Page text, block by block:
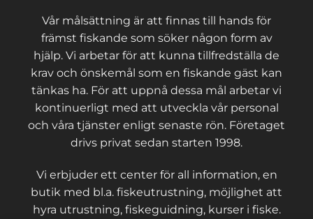
Vår målsättning är att finnas till hands för
främst fiskande som söker någon form av
hjälp. Vi arbetar för att kunna tillfredställa de
krav och önskemål som en fiskande gäst kan
tänkas ha. För att uppnå dessa mål arbetar vi
kontinuerligt med att utveckla vår personal
och våra tjänster enligt senaste rön. Företaget
drivs privat sedan starten 1998.
Vi erbjuder ett center för all information, en
butik med bl.a. fiskeutrustning, möjlighet att
hyra utrustning, fiskeguidning, kurser i fiske.